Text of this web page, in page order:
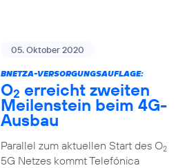
05. Oktober 2020
BNETZA-VERSORGUNGSAUFLAGE:
O2 erreicht zweiten
Meilenstein beim 4G-
Ausbau
Parallel zum aktuellen Start des O2
5G Netzes kommt Telefónica